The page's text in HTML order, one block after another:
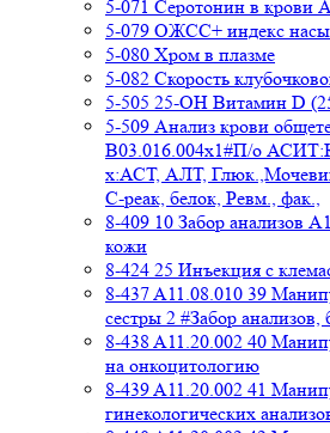
5-071 Серотонин в крови
5-079 ОЖСС+ индекс
5-080 Хром в плазме
5-082 Скорость
5-505 25-ОН Витамин D
5-509 Анализ крови
B03.016.004x1#П/о
х:АСТ, АЛТ,
C-реак, белок, Ревм., фак.,
8-409 10 Забор анализов
кожи
8-424 25 Инъекция с
8-437 A11.08.010 39
сестры 2 #Забор анализов,
8-438 A11.20.002 40
на онкоцитологию
8-439 A11.20.002 41
гинекологических